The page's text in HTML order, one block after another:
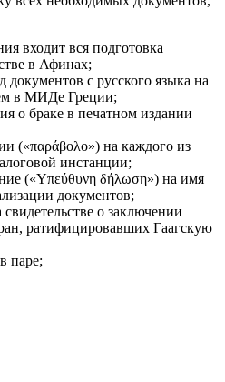
входит вся подготовка
в Афинах;
с русского языка на
в МИДе Греции;
о браке в печатном издании
(«παράβολο») на каждого из
инстанции;
(«Υπεύθυνη δήλωση») на имя
документов;
о заключении
ратифицировавших Гаагскую
паре;